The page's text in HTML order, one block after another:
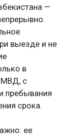
—
выезде и не
в
МВД, с
пребывания
срока.
ее